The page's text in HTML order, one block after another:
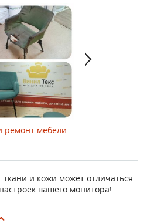
ремонт мебели
и кожи может отличаться
вашего монитора!